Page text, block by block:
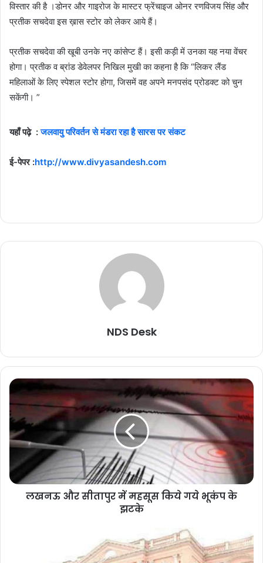
विस्तार की है ।डोनर और गाइरोज के मास्टर फ्रेंचाइज ओनर रणविजय सिंह और
प्रतीक सचदेवा इस ख़ास स्टोर को लेकर आये हैं।
प्रतीक सचदेवा की खूबी उनके नए कांसेप्ट हैं। इसी कड़ी में उनका यह नया वेंचर
होगा। प्रतीक व ब्रांड डेवेलपर निखिल मुखी का कहना है कि “लिकर लैंड
महिलाओं के लिए स्पेशल स्टोर होगा, जिसमें वह अपने मनपसंद प्रोडक्ट को चुन
सकेंगी। ”
यहाँ पढ़े :जलवायु परिवर्तन से मंडरा रहा है सारस पर संकट
ई-पेपर :http://www.divyasandesh.com
NDS Desk
लखनऊ और सीतापुर में महसूस किये गये भूकंप के
झटके